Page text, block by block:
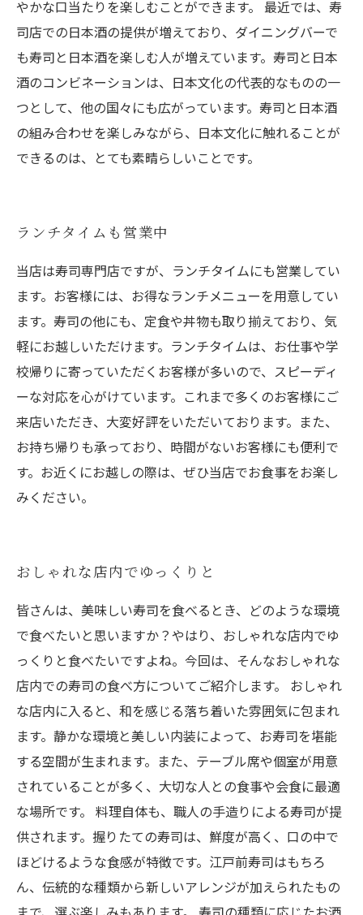
やかな口当たりを楽しむことができます。 最近では、寿
司店での日本酒の提供が増えており、ダイニングバーで
も寿司と日本酒を楽しむ人が増えています。寿司と日本
酒のコンビネーションは、日本文化の代表的なものの一
つとして、他の国々にも広がっています。寿司と日本酒
の組み合わせを楽しみながら、日本文化に触れることが
できるのは、とても素晴らしいことです。
ランチタイムも営業中
当店は寿司専門店ですが、ランチタイムにも営業してい
ます。お客様には、お得なランチメニューを用意してい
ます。寿司の他にも、定食や丼物も取り揃えており、気
軽にお越しいただけます。ランチタイムは、お仕事や学
校帰りに寄っていただくお客様が多いので、スピーディ
ーな対応を心がけています。これまで多くのお客様にご
来店いただき、大変好評をいただいております。また、
お持ち帰りも承っており、時間がないお客様にも便利で
す。お近くにお越しの際は、ぜひ当店でお食事をお楽し
みください。
おしゃれな店内でゆっくりと
皆さんは、美味しい寿司を食べるとき、どのような環境
で食べたいと思いますか？やはり、おしゃれな店内でゆ
っくりと食べたいですよね。今回は、そんなおしゃれな
店内での寿司の食べ方についてご紹介します。 おしゃれ
な店内に入ると、和を感じる落ち着いた雰囲気に包まれ
ます。静かな環境と美しい内装によって、お寿司を堪能
する空間が生まれます。また、テーブル席や個室が用意
されていることが多く、大切な人との食事や会食に最適
な場所です。 料理自体も、職人の手造りによる寿司が提
供されます。握りたての寿司は、鮮度が高く、口の中で
ほどけるような食感が特徴です。江戸前寿司はもちろ
ん、伝統的な種類から新しいアレンジが加えられたもの